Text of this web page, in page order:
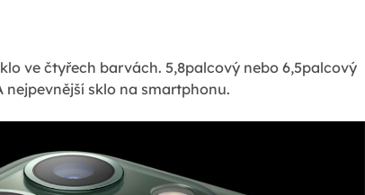
ve čtyřech barvách. 5,8palcový nebo 6,5palcový
nejpevnější sklo na smartphonu.